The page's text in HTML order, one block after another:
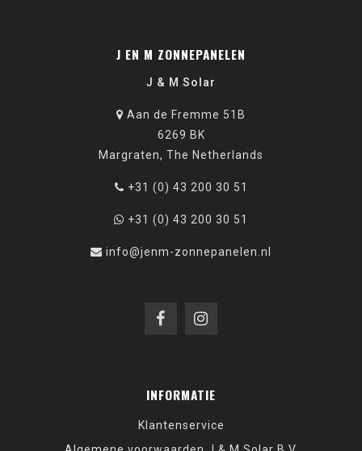
J EN M ZONNEPANELEN
J & M Solar
Aan de Fremme 51B
6269 BK
Margraten, The Netherlands
+31 (0) 43 200 30 51
+31 (0) 43 200 30 51
info@jenm-zonnepanelen.nl
INFORMATIE
Klantenservice